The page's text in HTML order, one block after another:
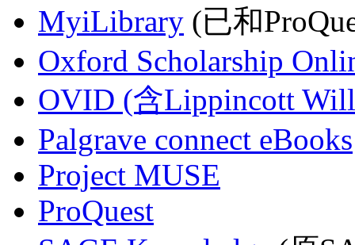
MyiLibrary (已和
Oxford Scholarship
OVID (含Lippincott
Palgrave connect eBooks
Project MUSE
ProQuest